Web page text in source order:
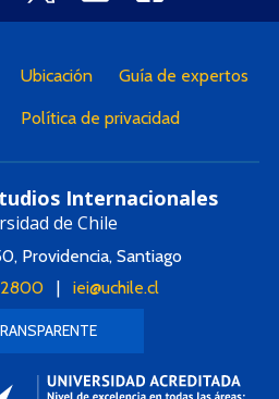
Ubicación Guía de expertos
Política de privacidad
Internacionales
de Chile
Providencia, Santiago
2800| iei@uchile.cl